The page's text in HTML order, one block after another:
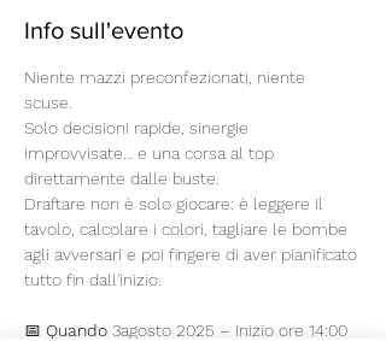
Info sull'evento
Niente mazzi preconfezionati, niente
scuse.
Solo decisioni rapide, sinergie
improvvisate… e una corsa al top
direttamente dalle buste.
Draftare non è solo giocare: è leggere il
tavolo, calcolare i colori, tagliare le bombe
agli avversari e poi fingere di aver pianificato
tutto fin dall'inizio.
📅 Quando 3agosto 2025 – Inizio ore 14:00